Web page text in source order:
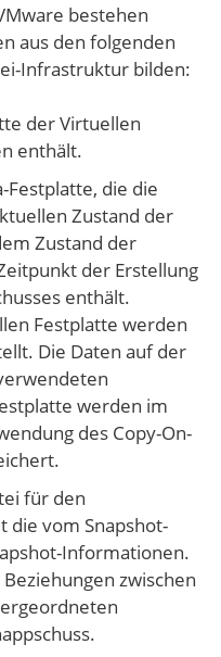
bestehen
aus den folgenden
Infrastruktur bilden:
der Virtuellen
enthält.
Festplatte, die die
Zustand der
Zustand der
der Erstellung
enthält.
Festplatte werden
Die Daten auf der
werden im
des Copy-On-
für den
die vom Snapshot-
Informationen.
zwischen